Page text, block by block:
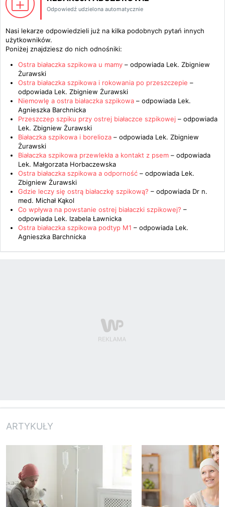
Odpowiedź udzielona automatycznie
Nasi lekarze odpowiedzieli już na kilka podobnych pytań innych
użytkowników.
Poniżej znajdziesz do nich odnośniki:
Ostra białaczka szpikowa u mamy – odpowiada Lek. Zbigniew
Żurawski
Ostra białaczka szpikowa i rokowania po przeszczepie –
odpowiada Lek. Zbigniew Żurawski
Niemowlę a ostra białaczka szpikowa – odpowiada Lek.
Agnieszka Barchnicka
Przeszczep szpiku przy ostrej białaczce szpikowej – odpowiada
Lek. Zbigniew Żurawski
Białaczka szpikowa i borelioza – odpowiada Lek. Zbigniew
Żurawski
Białaczka szpikowa przewlekła a kontakt z psem – odpowiada
Lek. Małgorzata Horbaczewska
Ostra białaczka szpikowa a odporność – odpowiada Lek.
Zbigniew Żurawski
Gdzie leczy się ostrą białaczkę szpikową? – odpowiada Dr n.
med. Michał Kąkol
Co wpływa na powstanie ostrej białaczki szpikowej? –
odpowiada Lek. Izabela Ławnicka
Ostra białaczka szpikowa podtyp M1 – odpowiada Lek.
Agnieszka Barchnicka
ARTYKUŁY